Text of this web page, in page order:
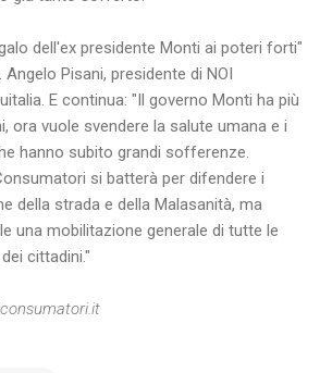
dell'ex presidente Monti ai poteri forti"
Pisani, presidente di NOI
E continua: "Il governo Monti ha più
ora vuole svendere la salute umana e i
hanno subito grandi sofferenze.
si batterà per difendere i
della strada e della Malasanità, ma
una mobilitazione generale di tutte le
cittadini."